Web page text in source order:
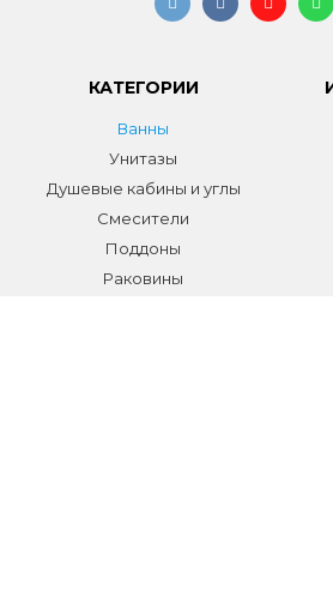
КАТЕГОРИИ
Ванны
Унитазы
Душевые кабины и углы
Смесители
Поддоны
Раковины